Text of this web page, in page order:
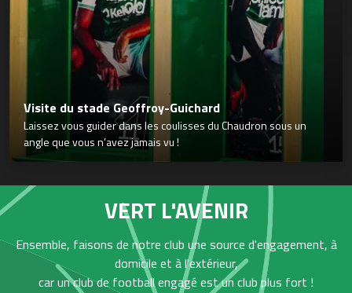
Visite du stade Geoffroy-Guichard
Laissez vous guider dans les coulisses du Chaudron sous un
angle que vous n’avez jamais vu !
VERT L'AVENIR
Ensemble, faisons de notre club une source d'engagement, à
domicile et à l'extérieur,
car un club de football engagé est un club plus fort !